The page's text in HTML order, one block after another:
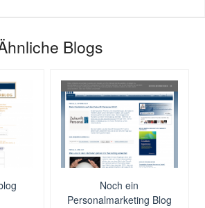
Blogs
Noch ein
Personalmarketing Blog